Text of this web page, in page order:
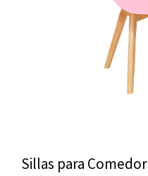
Sillas para Comedor